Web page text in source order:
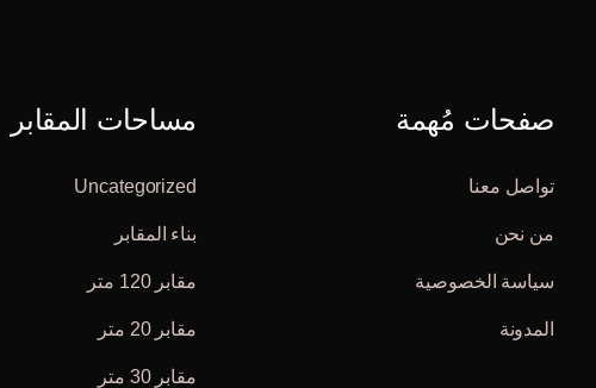
صفحات مُهمة
تواصل معنا
من نحن
سياسة الخصوصية
المدونة
مساحات المقابر
Uncategorized
بناء المقابر
مقابر 120 متر
مقابر 20 متر
مقابر 30 متر